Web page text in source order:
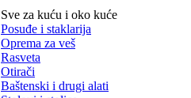
Sve za kuću i oko kuće
Posuđe i staklarija
Oprema za veš
Rasveta
Otirači
Baštenski i drugi alati